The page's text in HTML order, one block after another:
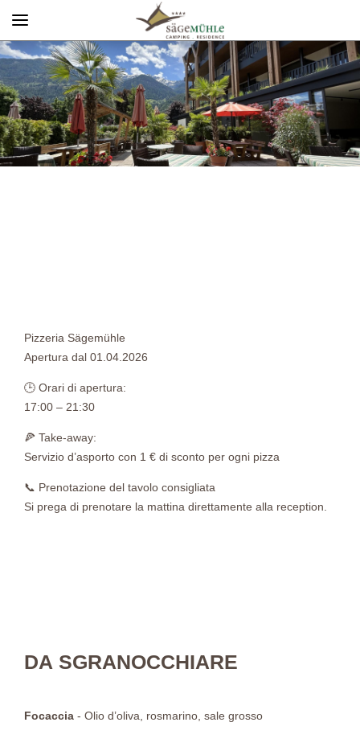
Menü
Pizzeria Sägemühle
Apertura dal 01.04.2026
🕒 Orari di apertura:
17:00 – 21:30
🍕 Take-away:
Servizio d’asporto con 1 € di sconto per ogni pizza
📞 Prenotazione del tavolo consigliata
Si prega di prenotare la mattina direttamente alla reception.
DA SGRANOCCHIARE
Focaccia - Olio d’oliva, rosmarino, sale grosso